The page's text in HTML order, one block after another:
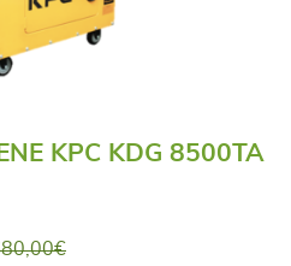
KPC KDG 8500TA
€